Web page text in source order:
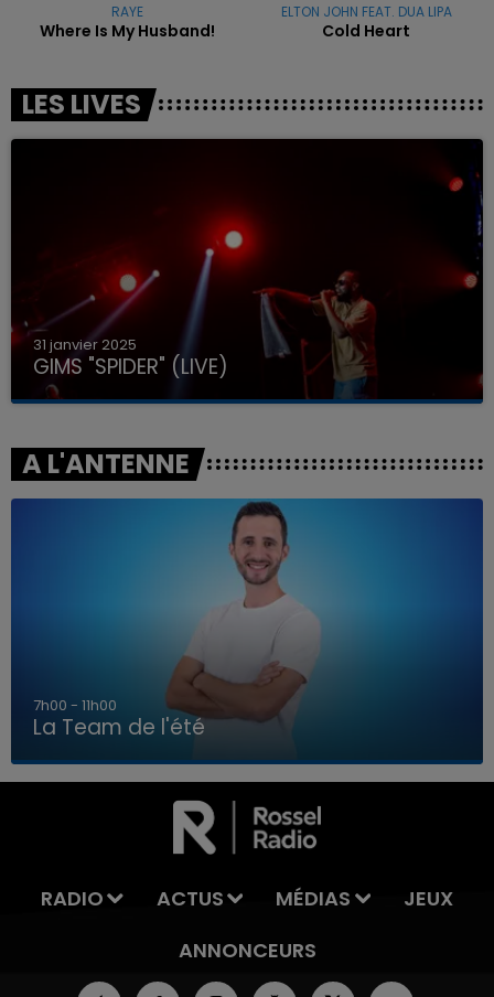
LA TEAM DE L'ÉTÉ
RAYE
Where Is My Husband!
ELTON JOHN FEAT. DUA LIPA
Cold Heart
LES LIVES
31 janvier 2025
GIMS "SPIDER" (LIVE)
A L'ANTENNE
7h00 - 11h00
La Team de l'été
RADIO ACTUS MÉDIAS
JEUX
ANNONCEURS